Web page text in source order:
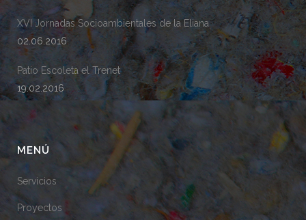
XVI Jornadas Socioambientales de la Eliana
02.06.2016
Patio Escoleta el Trenet
19.02.2016
MENÚ
Servicios
Proyectos